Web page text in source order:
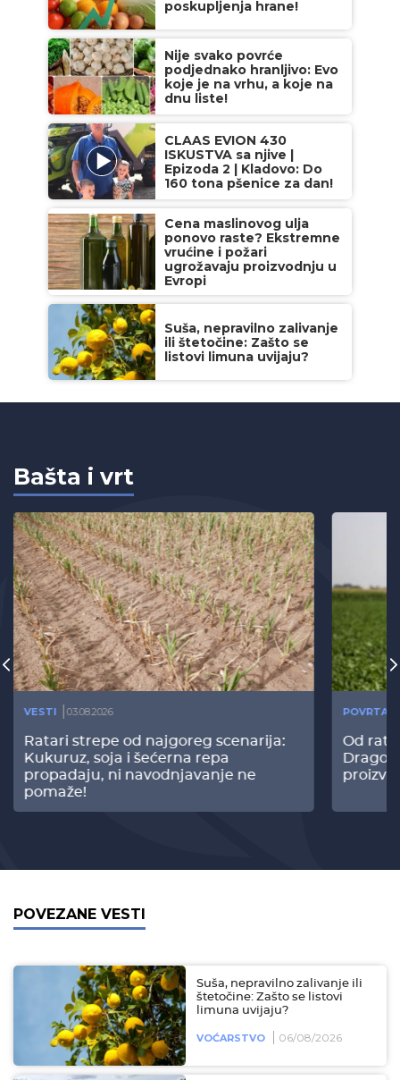
poskupljenja hrane!
Nije svako povrće
podjednako hranljivo: Evo
koje je na vrhu, a koje na
dnu liste!
CLAAS EVION 430
ISKUSTVA sa njive |
Epizoda 2 | Kladovo: Do
160 tona pšenice za dan!
Cena maslinovog ulja
ponovo raste? Ekstremne
vrućine i požari
ugrožavaju proizvodnju u
Evropi
Suša, nepravilno zalivanje
ili štetočine: Zašto se
listovi limuna uvijaju?
Bašta i vrt
VESTI 03.08.2026
Ratari strepe od najgoreg scenarija:
Kukuruz, soja i šećerna repa
propadaju, ni navodnjavanje ne
pomaže!
Od
POVEZANE VESTI
Suša, nepravilno zalivanje ili
štetočine: Zašto se listovi
limuna uvijaju?
VOĆARSTVO 06/08/2026